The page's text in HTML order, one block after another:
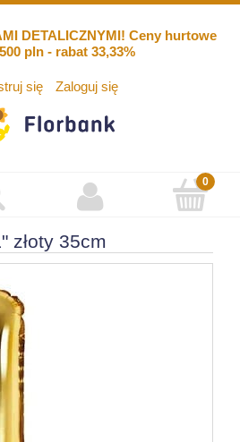
DETALICZNYMI! Ceny hurtowe
pln - rabat 33,33%
się Zaloguj się
złoty 35cm